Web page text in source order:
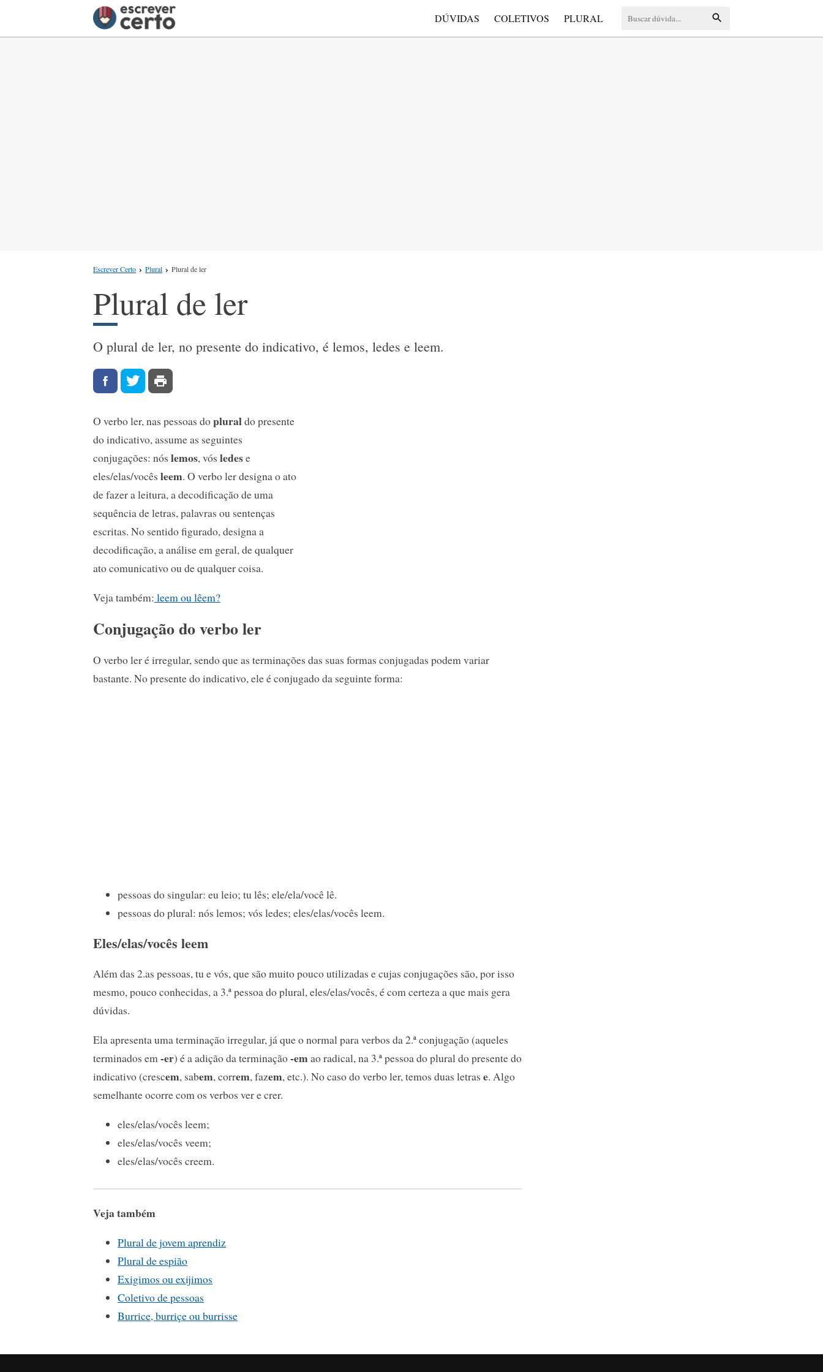
DÚVIDAS COLETIVOS PLURAL
Escrever Certo Plural Plural de ler
Plural de ler
O plural de ler, no presente do indicativo, é lemos, ledes e leem.
O verbo ler, nas pessoas dopluraldo presente
do indicativo, assume as seguintes
conjugações: nós lemos, vós ledese
eles/elas/vocês leem. O verbo ler designa o ato
de fazer a leitura, a decodificação de uma
sequência de letras, palavras ou sentenças
escritas. No sentido figurado, designa a
decodificação, a análise em geral, de qualquer
ato comunicativo ou de qualquer coisa.
Veja também: leem ou lêem?
Conjugação do verbo ler
O verbo ler é irregular, sendo que as terminações das suas formas conjugadas podem variar
bastante. No presente do indicativo, ele é conjugado da seguinte forma:
pessoas do singular: eu leio; tu lês; ele/ela/você lê.
pessoas do plural: nós lemos; vós ledes; eles/elas/vocês leem.
Eles/elas/vocês leem
Além das 2.as pessoas, tu e vós, que são muito pouco utilizadas e cujas conjugações são, por isso
mesmo, pouco conhecidas, a 3.ª pessoa do plural, eles/elas/vocês, é com certeza a que mais gera
dúvidas.
Ela apresenta uma terminação irregular, já que o normal para verbos da 2.ª conjugação (aqueles
terminados em-er) é a adição da terminação-emao radical, na 3.ª pessoa do plural do presente do
indicativo (crescem, sabem, correm, fazem, etc.). No caso do verbo ler, temos duas letras e. Algo
semelhante ocorre com os verbos ver e crer.
eles/elas/vocês leem;
eles/elas/vocês veem;
eles/elas/vocês creem.
Veja também
Plural de jovem aprendiz
Plural de espião
Exigimos ou exijimos
Coletivo de pessoas
Burrice, burriçe ou burrisse